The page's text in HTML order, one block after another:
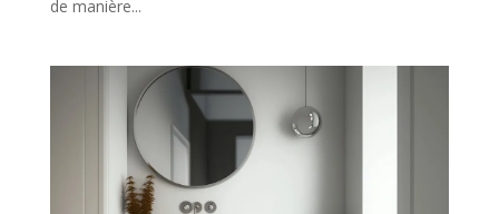
de manière...